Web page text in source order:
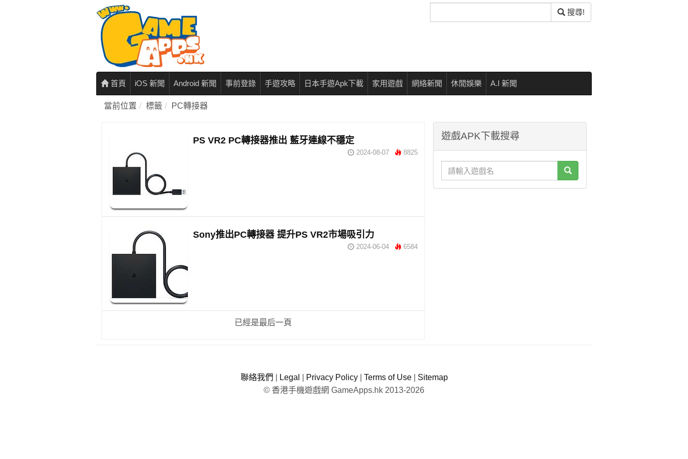
尋
搜尋!
首頁 iOS 新聞 Android 新聞 事前登錄 手遊攻略 日本手遊Apk下載 家用遊戲 網絡新聞 休閒娛樂 A.I 新聞
當前位置 標籤 PC轉接器
PS VR2 PC轉接器推出 藍牙連線不穩定
2024-08-07 8825
Sony推出PC轉接器 提升PS VR2市場吸引力
2024-06-04 6584
已經是最后一頁
遊戲APK下載搜尋
聯絡我們 Legal Privacy Policy| Terms of Use| Sitemap
© 香港手機遊戲網 GameApps.hk 2013-2026